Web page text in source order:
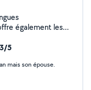
également les
minute :) !!!
5